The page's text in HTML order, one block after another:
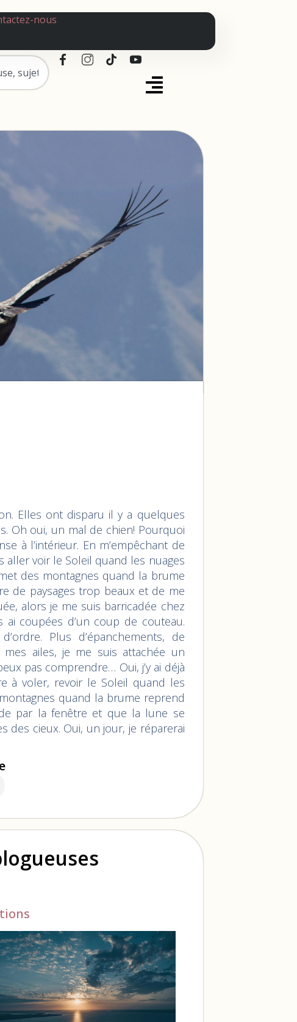
nous
Elles ont disparu il y a quelques
Oh oui, un mal de chien! Pourquoi
à l’intérieur. En m’empêchant de
aller voir le Soleil quand les nuages
des montagnes quand la brume
de paysages trop beaux et de me
alors je me suis barricadée chez
ai coupées d’un coup de couteau.
Plus d’épanchements, de
mes ailes, je me suis attachée un
pas comprendre… Oui, j’y ai déjà
à voler, revoir le Soleil quand les
quand la brume reprend
par la fenêtre et que la lune se
cieux. Oui, un jour, je réparerai